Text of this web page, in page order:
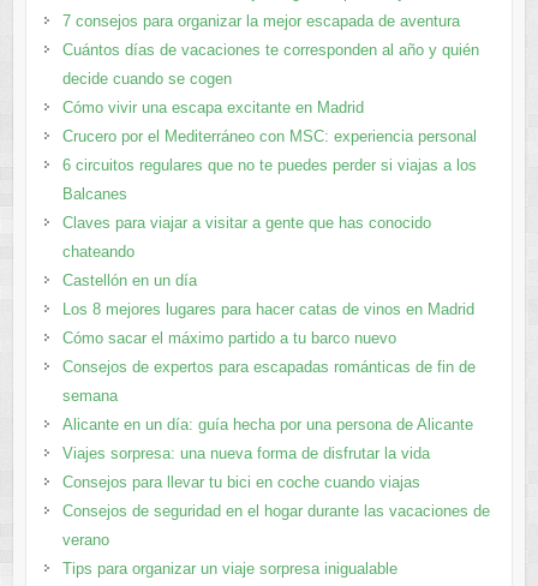
7 consejos para organizar la mejor escapada de aventura
Cuántos días de vacaciones te corresponden al año y quién
decide cuando se cogen
Cómo vivir una escapa excitante en Madrid
Crucero por el Mediterráneo con MSC: experiencia personal
6 circuitos regulares que no te puedes perder si viajas a los
Balcanes
Claves para viajar a visitar a gente que has conocido
chateando
Castellón en un día
Los 8 mejores lugares para hacer catas de vinos en Madrid
Cómo sacar el máximo partido a tu barco nuevo
Consejos de expertos para escapadas románticas de fin de
semana
Alicante en un día: guía hecha por una persona de Alicante
Viajes sorpresa: una nueva forma de disfrutar la vida
Consejos para llevar tu bici en coche cuando viajas
Consejos de seguridad en el hogar durante las vacaciones de
verano
Tips para organizar un viaje sorpresa inigualable